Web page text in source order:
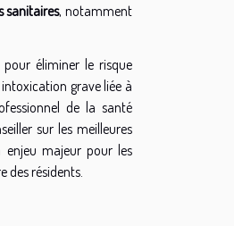
sanitaires, notamment
éliminer le risque
grave liée à
de la santé
sur les meilleures
majeur pour les
des résidents.